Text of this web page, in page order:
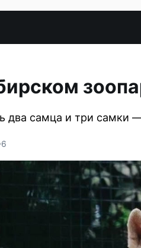
два самца и три самки
6